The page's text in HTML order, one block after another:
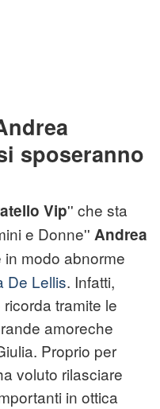
sposeranno
Vip'' che sta
e Donne'' Andrea
in modo abnorme
De Lellis. Infatti,
tramite le
amoreche
Proprio per
voluto rilasciare
in ottica